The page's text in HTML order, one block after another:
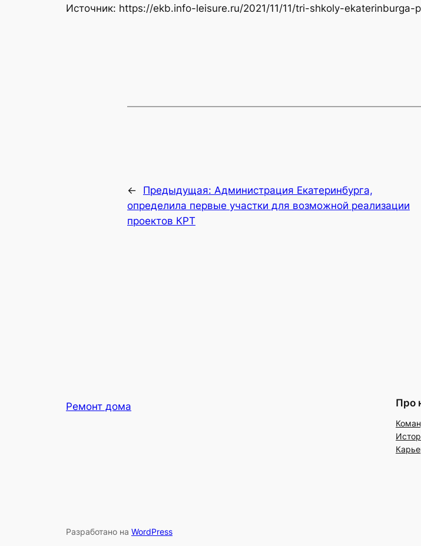
Источник: https://ekb.info-leisure.ru/2021/11/11/tri-shkoly-
← Предыдущая: Администрация Екатеринбурга,
определила первые участки для возможной реализации
проектов КРТ
Ремонт дома Про
Разработано на WordPress